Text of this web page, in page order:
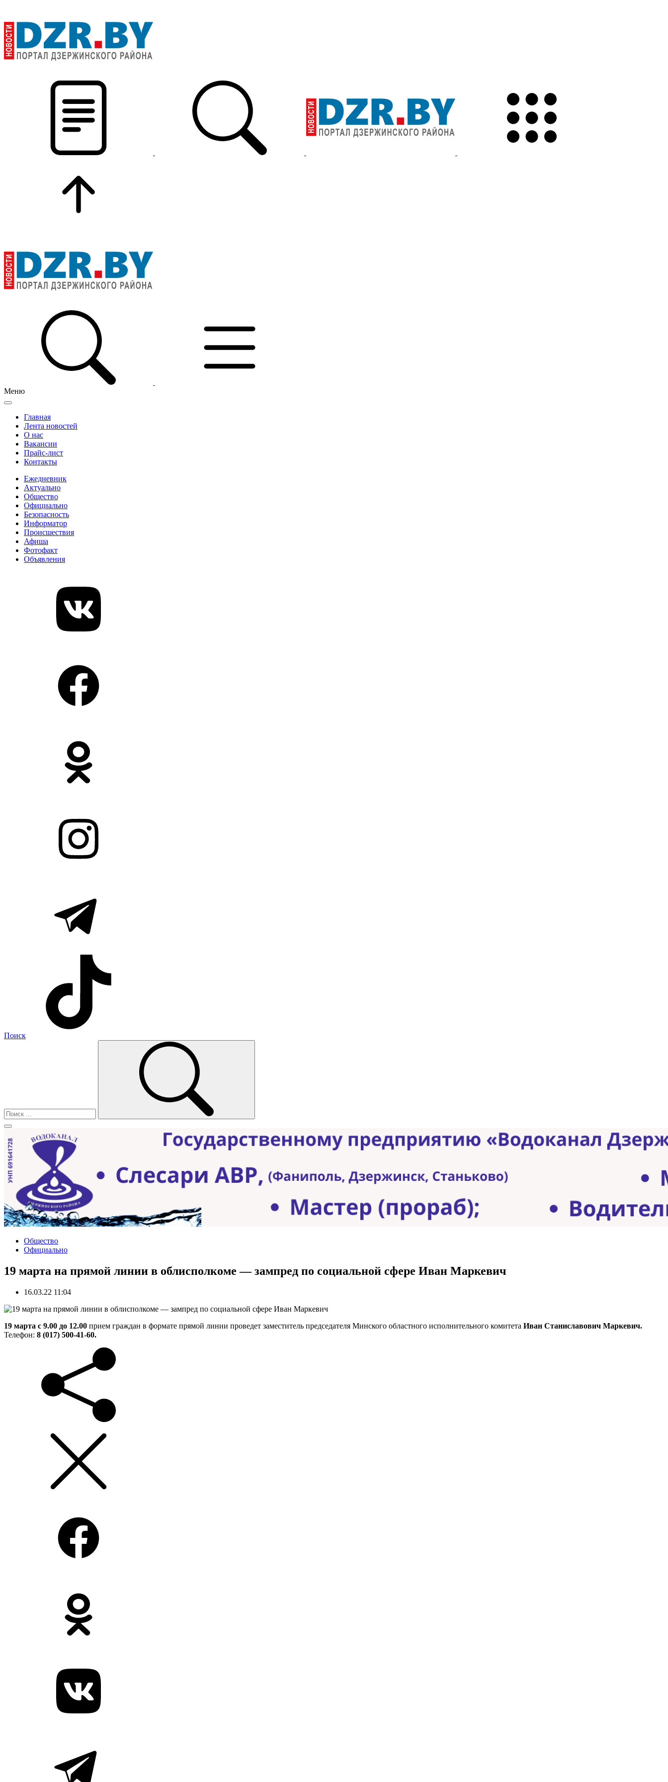
Меню
Главная
Лента новостей
О нас
Вакансии
Прайс-лист
Контакты
Ежедневник
Актуально
Общество
Официально
Безопасность
Информатор
Происшествия
Афиша
Фотофакт
Объявления
Поиск
Общество
Официально
19 марта на прямой линии в облисполкоме — зампред по социальной сфере Иван Маркевич
16.03.22 11:04
19 марта с 9.00 до 12.00 прием граждан в формате прямой линии проведет заместитель председателя Минского областного исполнительного комитета Иван Станиславович Маркевич.
Телефон: 8 (017) 500-41-60.